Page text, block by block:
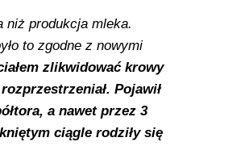
niż produkcja mleka.
to zgodne z nowymi
zlikwidować krowy
Pojawił
a nawet przez 3
ciągle rodziły się